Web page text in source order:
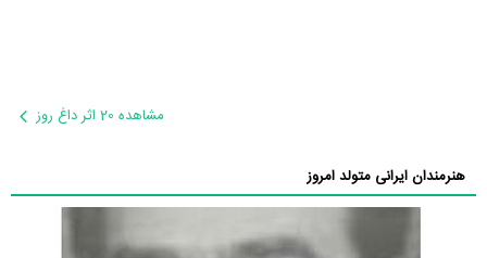
مشاهده 20 اثر داغ روز
هنرمندان ایرانی متولد امروز